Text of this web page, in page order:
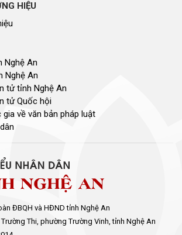
HIỆU
Nghệ An
Nghệ An
tử tỉnh Nghệ An
tử Quốc hội
về văn bản pháp luật
ĐBQH và HĐND tỉnh Nghệ An
Thi, phường Trường Vinh, tỉnh Nghệ An